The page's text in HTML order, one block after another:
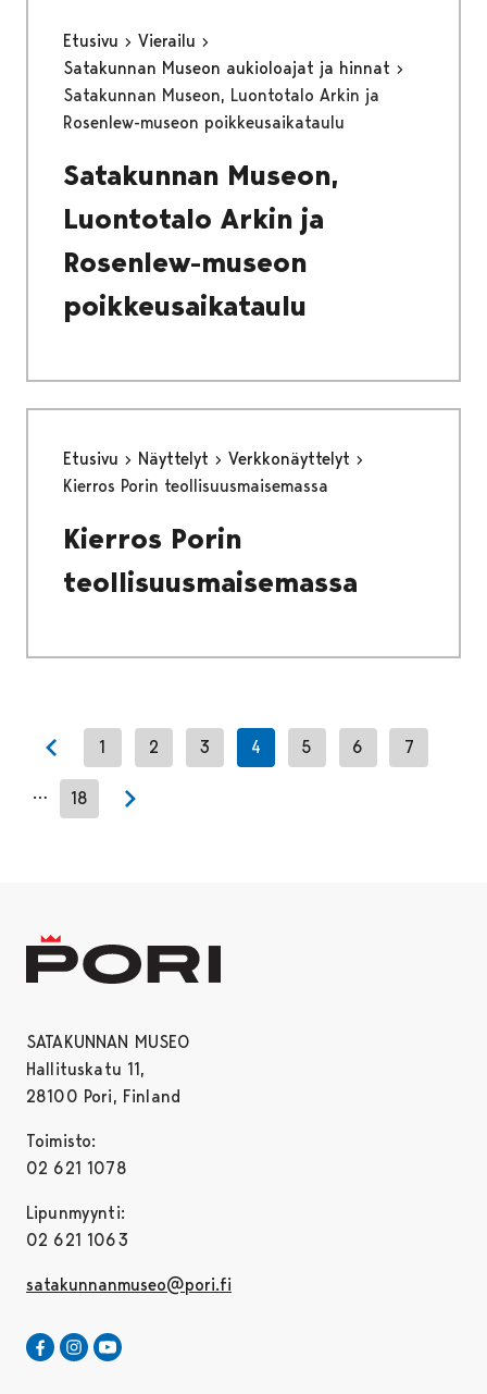
Etusivu
Vierailu
Satakunnan Museon aukioloajat ja hinnat
Satakunnan Museon, Luontotalo Arkin ja
Rosenlew-museon poikkeusaikataulu
Satakunnan Museon,
Luontotalo Arkin ja
Rosenlew-museon
poikkeusaikataulu
Etusivu Näyttelyt
Verkkonäyttelyt
Kierros Porin teollisuusmaisemassa
Kierros Porin
teollisuusmaisemassa
Previous page
1 2 3 4 5 6 7
… 18
Next page
SATAKUNNAN MUSEO
Hallituskatu 11,
28100 Pori, Finland
Toimisto:
02 621 1078
Lipunmyynti:
02 621 1063
satakunnanmuseo@pori.fi
Satakunnan Museo Facebookissa
Avautuu uudessa välilehdessä
Satakunnan Museo Instagrammissa
Avautuu uudessa välilehdessä